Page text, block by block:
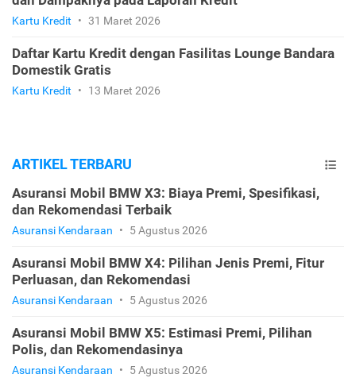
Kartu Kredit • 31 Maret 2026
Daftar Kartu Kredit dengan Fasilitas Lounge Bandara
Domestik Gratis
Kartu Kredit • 13 Maret 2026
ARTIKEL TERBARU
Asuransi Mobil BMW X3: Biaya Premi, Spesifikasi,
dan Rekomendasi Terbaik
Asuransi Kendaraan • 5 Agustus 2026
Asuransi Mobil BMW X4: Pilihan Jenis Premi, Fitur
Perluasan, dan Rekomendasi
Asuransi Kendaraan • 5 Agustus 2026
Asuransi Mobil BMW X5: Estimasi Premi, Pilihan
Polis, dan Rekomendasinya
Asuransi Kendaraan • 5 Agustus 2026